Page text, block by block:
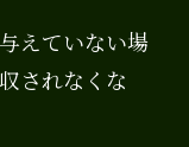
えていない場
されなくな